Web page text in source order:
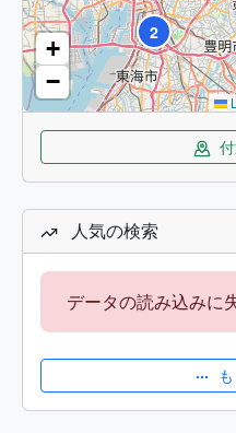
2
+
−
人気の検索
データの読み込みに